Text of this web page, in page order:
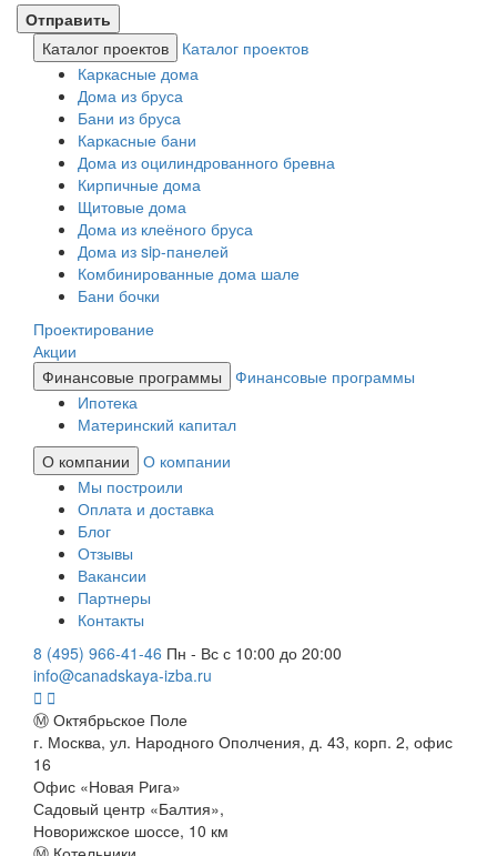
Каталог проектов
Каталог проектов
Каркасные дома
Дома из бруса
Бани из бруса
Каркасные бани
Дома из оцилиндрованного бревна
Кирпичные дома
Щитовые дома
Дома из клеёного бруса
Дома из sip-панелей
Комбинированные дома шале
Бани бочки
Проектирование
Акции
Финансовые программы
Финансовые программы
Ипотека
Материнский капитал
О компании
О компании
Мы построили
Оплата и доставка
Блог
Отзывы
Вакансии
Партнеры
Контакты
8 (495) 966-41-46 Пн - Вс с 10:00 до 20:00
info@canadskaya-izba.ru
Ⓜ Октябрьское Поле
г. Москва, ул. Народного Ополчения, д. 43, корп. 2, офис
16
Офис «Новая Рига»
Садовый центр «Балтия»,
Новорижское шоссе, 10 км